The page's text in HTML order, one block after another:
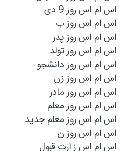
اس ام اس روز 9 دی
اس ام اس روز پ
اس ام اس روز پدر
اس ام اس روز تولد
اس ام اس روز دانشجو
اس ام اس روز زن
اس ام اس روز مادر
اس ام اس روز معلم
اس ام اس روز معلم جدید
اس ام اس روز ن
اس ام اس ز ارت قبول